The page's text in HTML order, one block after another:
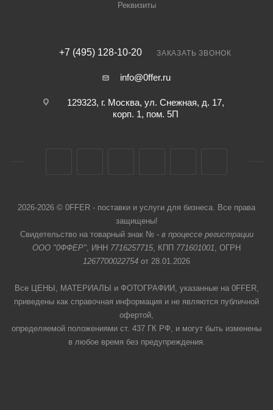
Реквизиты
+7 (495) 128-10-20 ЗАКАЗАТЬ ЗВОНОК
info@0ffer.ru
129323, г. Москва, ул. Снежная, д. 17,
корп. 1, пом. 5П
2026-2026 © 0FFER - поставки и услуги для бизнеса. Все права
защищены!
Свидетельство на товарный знак № - в процессе регистрации
ООО "0ФФЕР", ИНН 7716257715, КПП 771601001, ОГРН
1267700022754 от 28.01.2026
Все ЦЕНЫ, МАТЕРИАЛЫ и ФОТОГРАФИИ, указанные на 0FFER,
приведены как справочная информация и не являются публичной
офертой,
определяемой положениями ст. 437 ГК РФ, и могут быть изменены
в любое время без предупреждения.